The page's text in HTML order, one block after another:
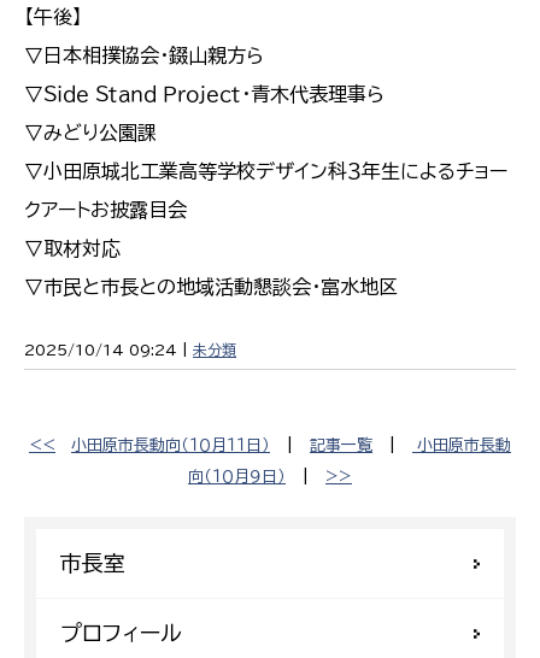
【午後】
▽日本相撲協会・錣山親方ら
▽Ｓｉｄｅ Ｓｔａｎｄ Ｐｒｏｊｅｃｔ・青木代表理事ら
▽みどり公園課
▽小田原城北工業高等学校デザイン科３年生によるチョー
クアートお披露目会
▽取材対応
▽市民と市長との地域活動懇談会・富水地区
2025/10/14 09:24 | 未分類
<< 小田原市長動向（１０月１１日） 記事一覧
小田原市長動
向（１０月９日）
>>
市長室
プロフィール